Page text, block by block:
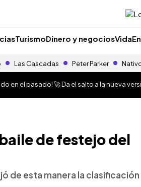
TurismoDinero y negociosVida
Las Cascadas Peter Parker
en el pasado! 🚀 Da el salto a la nueva
de festejo del
de esta manera la clasificación